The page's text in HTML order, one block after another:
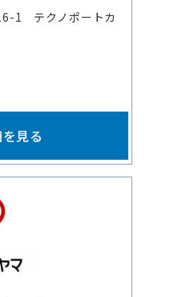
1 テクノポートカ
見る